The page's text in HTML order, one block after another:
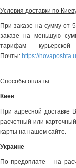
Условия доставки по
При заказе на сумму от
заказе на меньшую
тарифам
Почты: https://
Способы оплаты:
Киев
При адресной доставке
расчетный или
карты на нашем сайте.
Украине
По предоплате – на